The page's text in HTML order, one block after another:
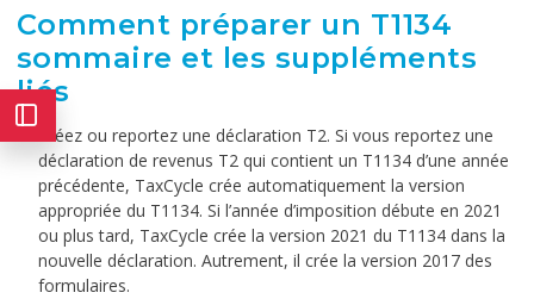
Comment préparer un T1134
sommaire et les suppléments
liés
Créez ou reportez une déclaration T2. Si vous reportez une
déclaration de revenus T2 qui contient un T1134 d’une année
précédente, TaxCycle crée automatiquement la version
appropriée du T1134. Si l’année d’imposition débute en 2021
ou plus tard, TaxCycle crée la version 2021 du T1134 dans la
nouvelle déclaration. Autrement, il crée la version 2017 des
formulaires.